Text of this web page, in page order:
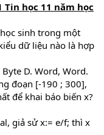
học 11 năm học
sinh trong một
dữ liệu nào là hợp
D. Word, Word.
đoạn [-190 ; 300],
để khai báo biến x?
giả sử x:= e/f; thì x